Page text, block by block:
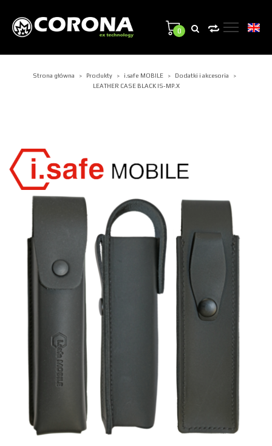
0
Strona główna > Produkty > i.safe MOBILE > Dodatki i akcesoria >
LEATHER CASE BLACK IS-MP.X